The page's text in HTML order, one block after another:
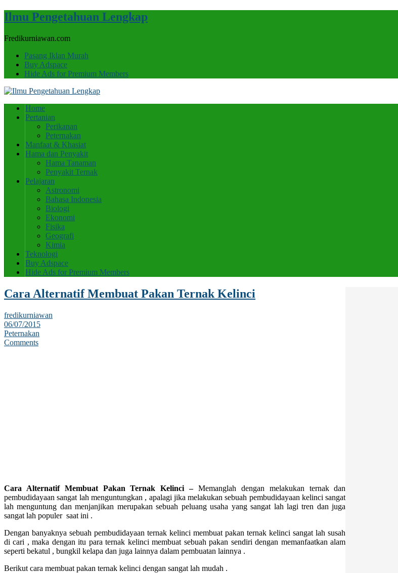
Ilmu Pengetahuan Lengkap
Fredikurniawan.com
Pasang Iklan Murah
Buy Adspace
Hide Ads for Premium Members
Home
Pertanian
Perikanan
Peternakan
Manfaat & Khasiat
Hama dan Penyakit
Hama Tanaman
Penyakit Ternak
Pelajaran
Astronomi
Bahasa Indonesia
Biologi
Ekonomi
Fisika
Geografi
Kimia
Teknologi
Buy Adspace
Hide Ads for Premium Members
Cara Alternatif Membuat Pakan Ternak Kelinci
fredikurniawan
06/07/2015
Peternakan
Comments
Cara Alternatif Membuat Pakan Ternak Kelinci – Memanglah dengan melakukan ternak dan
pembudidayaan sangat lah menguntungkan , apalagi jika melakukan sebuah pembudidayaan kelinci sangat
lah menguntung dan menjanjikan merupakan sebuah peluang usaha yang sangat lah lagi tren dan juga
sangat lah populer saat ini .
Dengan banyaknya sebuah pembudidayaan ternak kelinci membuat pakan ternak kelinci sangat lah susah
di cari , maka dengan itu para ternak kelinci membuat sebuah pakan sendiri dengan memanfaatkan alam
seperti bekatul , bungkil kelapa dan juga lainnya dalam pembuatan lainnya .
Berikut cara membuat pakan ternak kelinci dengan sangat lah mudah .